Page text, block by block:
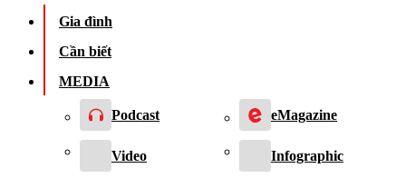
Gia đình
Cần biết
MEDIA
Podcast eMagazine
Video Infographic